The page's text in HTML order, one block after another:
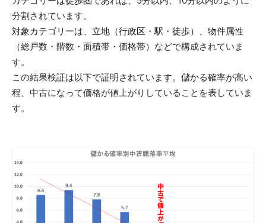
分割されています。
対象カテゴリーは、立地（行政区・駅・徒歩）、物件属性
（総戸数・階数・面積帯・価格帯）などで構成されていま
す。
この結果検証は以下で証明されています。儲かる確率が高い
程、中古になって価格が値上がりしていることを表していま
す。